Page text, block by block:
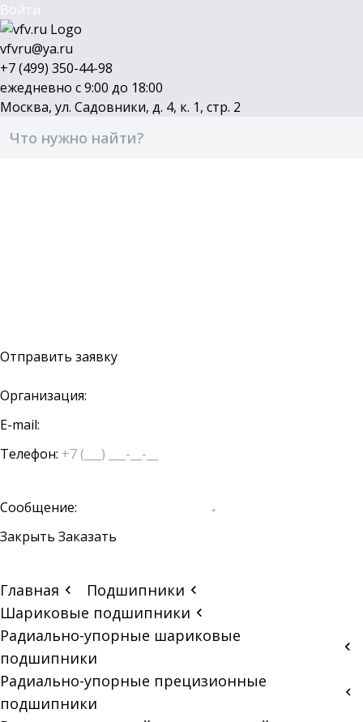
Войти
vfvru@ya.ru
+7 (499) 350-44-98
ежедневно с 9:00 до 18:00
Москва, ул. Садовники, д. 4, к. 1, стр. 2
Отправить заявку
Организация:
E-mail:
Телефон:
Сообщение:
Закрыть Заказать
Главная
Подшипники
Шариковые подшипники
Радиально-упорные шариковые
подшипники
Радиально-упорные прецизионные
подшипники